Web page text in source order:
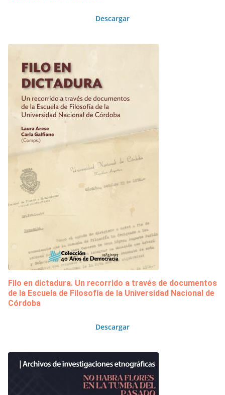
Descargar
Filo en dictadura. Un recorrido a través de documentos
de la Escuela de Filosofía de la Universidad Nacional de
Córdoba
Descargar